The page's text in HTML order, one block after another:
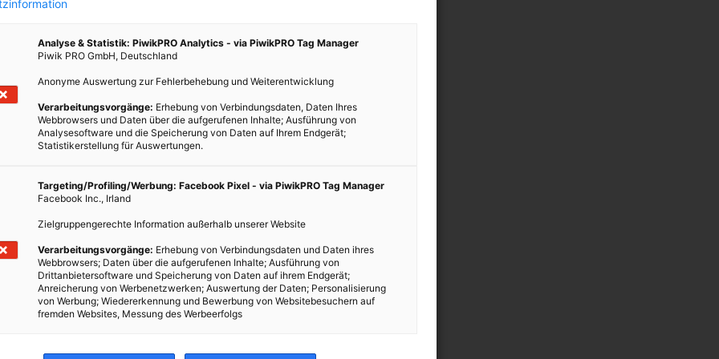
Aus dem fertigen Rohmaterial wird schließlich das Garn
Woodshirts gewebt werden. Die Stoffe sind, so der Hersteller,
und weisen unter anderem antibakterielle Eigenschaften auf.
in Porto in Portugal. Dort gibt es eine lange Tradition in der
die Arbeitsbedingungen fair. Auch die T-Shirts selbst werden in
sie allerdings in Deutschland – und zwar vorwiegend digital und
und wir sind sehr stolz darauf einen absolut
Rohstoff (hier werden nämlich keine Pestizide und immense
zu können, der zudem nicht nur in unseren Regionen wächst,
sich birgt, die einem T-Shirt auch einen super Tragekomfort
des Herstellers.
faire-kleidung-ein-t-shirt-aus-holz-entsteht
Analyse & Statistik: PiwikPRO Analytics - via PiwikPRO Tag Manager
Piwik PRO GmbH, Deutschland
Anonyme Auswertung zur Fehlerbehebung und Weiterentwicklung
Verarbeitungsvorgänge: Erhebung von Verbindungsdaten, Daten Ihres
Webbrowsers und Daten über die aufgerufenen Inhalte; Ausführung von
Analysesoftware und die Speicherung von Daten auf Ihrem Endgerät;
Statistikerstellung für Auswertungen.
Targeting/Profiling/Werbung: Facebook Pixel - via PiwikPRO Tag Manager
Facebook Inc., Irland
Zielgruppengerechte Information außerhalb unserer Website
Verarbeitungsvorgänge: Erhebung von Verbindungsdaten und Daten ihres
Webbrowsers; Daten über die aufgerufenen Inhalte; Ausführung von
Drittanbietersoftware und Speicherung von Daten auf ihrem Endgerät;
Anreicherung von Werbenetzwerken; Auswertung der Daten; Personalisierung
von Werbung; Wiedererkennung und Bewerbung von Websitebesuchern auf
fremden Websites, Messung des Werbeerfolgs